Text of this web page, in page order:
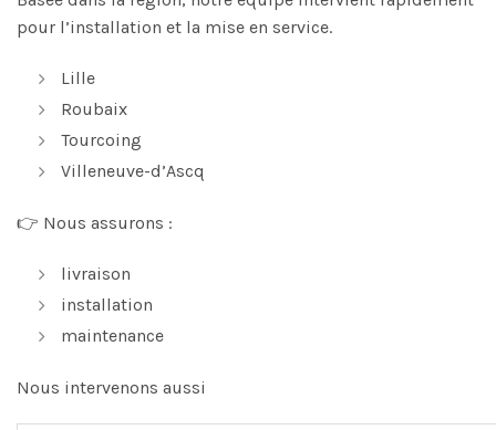
pour l’installation et la mise en service.
Lille
Roubaix
Tourcoing
Villeneuve-d’Ascq
👉 Nous assurons :
livraison
installation
maintenance
Nous intervenons aussi